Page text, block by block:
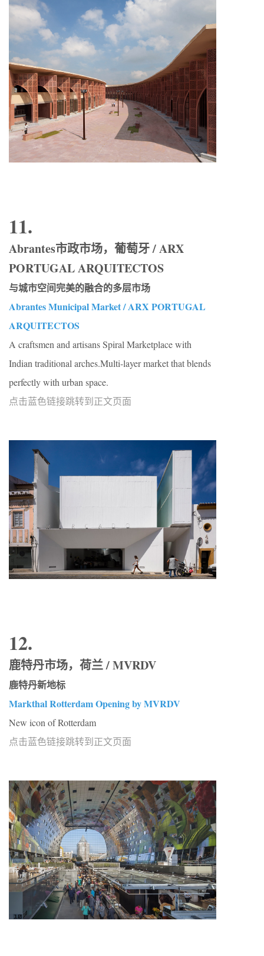
11.
Abrantes市政市场，葡萄牙 / ARX
PORTUGAL ARQUITECTOS
与城市空间完美的融合的多层市场
Abrantes Municipal Market / ARX PORTUGAL
ARQUITECTOS
A craftsmen and artisans Spiral Marketplace with
Indian traditional arches.Multi-layer market that blends
perfectly with urban space.
点击蓝色链接跳转到正文页面
12.
鹿特丹市场，荷兰 / MVRDV
鹿特丹新地标
Markthal Rotterdam Opening by MVRDV
New icon of Rotterdam
点击蓝色链接跳转到正文页面